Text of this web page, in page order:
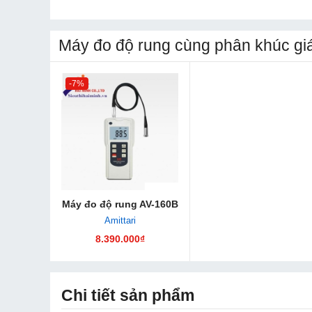
Máy đo độ rung cùng phân khúc
-7%
Máy đo độ rung AV-160B
Amittari
8.390.000₫
Chi tiết sản phẩm